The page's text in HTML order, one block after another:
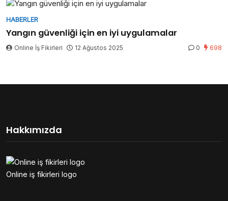
HABERLER
Yangın güvenliği için en iyi uygulamalar
Online İş Fikirleri 12 Ağustos 2025 0 698
Hakkımızda
Online iş fikirleri logo